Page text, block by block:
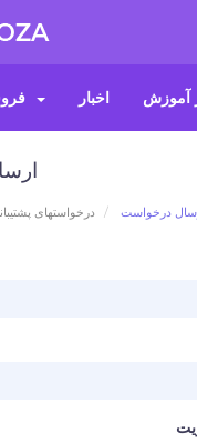
اخبار آموزش
درخواستهای درخواست